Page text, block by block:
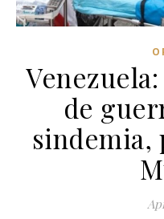
de
sindemia,